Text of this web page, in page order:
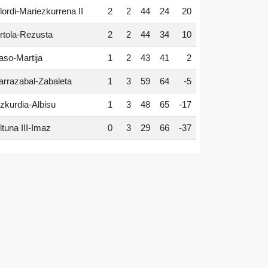
Mariezkurrena II 2 2 44 24 20
Rezusta 2 2 44 34 10
Martija 1 2 43 41 2
Zabaleta 1 3 59 64 -5
Albisu 1 3 48 65 -17
III-Imaz 0 3 29 66 -37